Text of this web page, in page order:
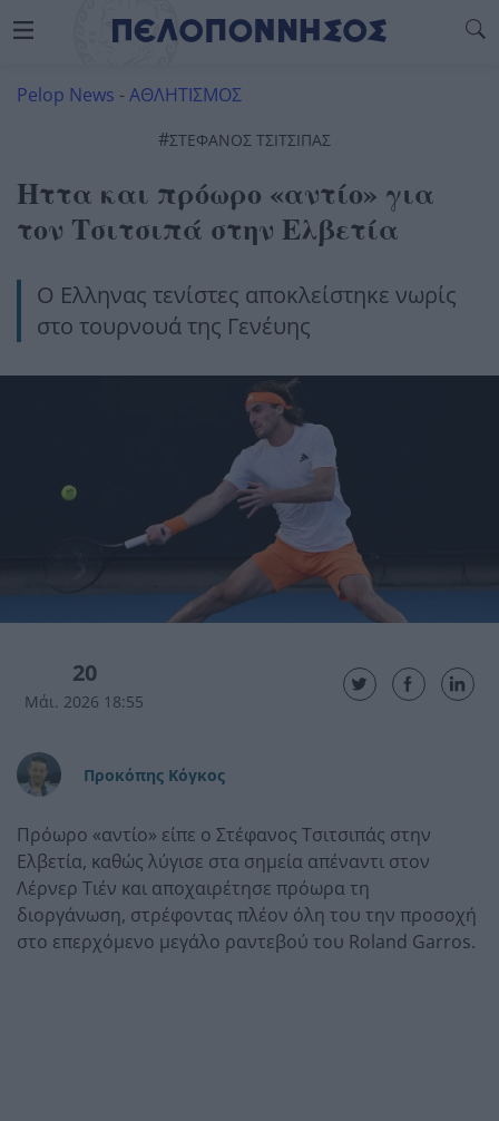
Pelop News -ΑΘΛΗΤΙΣΜΟΣ
#ΣΤΈΦΑΝΟΣ ΤΣΙΤΣΙΠΆΣ
Ηττα και πρόωρο «αντίο» για
τον Τσιτσιπά στην Ελβετία
Ο Ελληνας τενίστες αποκλείστηκε νωρίς
στο τουρνουά της Γενέυης
20
Μάι. 2026 18:55
Προκόπης Κόγκος
Πρόωρο «αντίο» είπε ο Στέφανος Τσιτσιπάς στην
Ελβετία, καθώς λύγισε στα σημεία απέναντι στον
Λέρνερ Τιέν και αποχαιρέτησε πρόωρα τη
διοργάνωση, στρέφοντας πλέον όλη του την προσοχή
στο επερχόμενο μεγάλο ραντεβού του Roland Garros.